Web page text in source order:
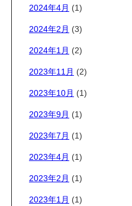
2024年4月 (1)
2024年2月 (3)
2024年1月 (2)
2023年11月 (2)
2023年10月 (1)
2023年9月 (1)
2023年7月 (1)
2023年4月 (1)
2023年2月 (1)
2023年1月 (1)